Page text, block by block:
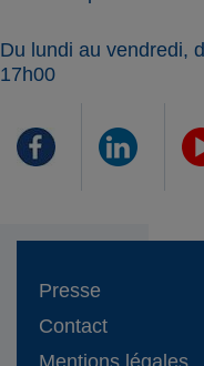
Du lundi au vendredi,
17h00
Presse
Contact